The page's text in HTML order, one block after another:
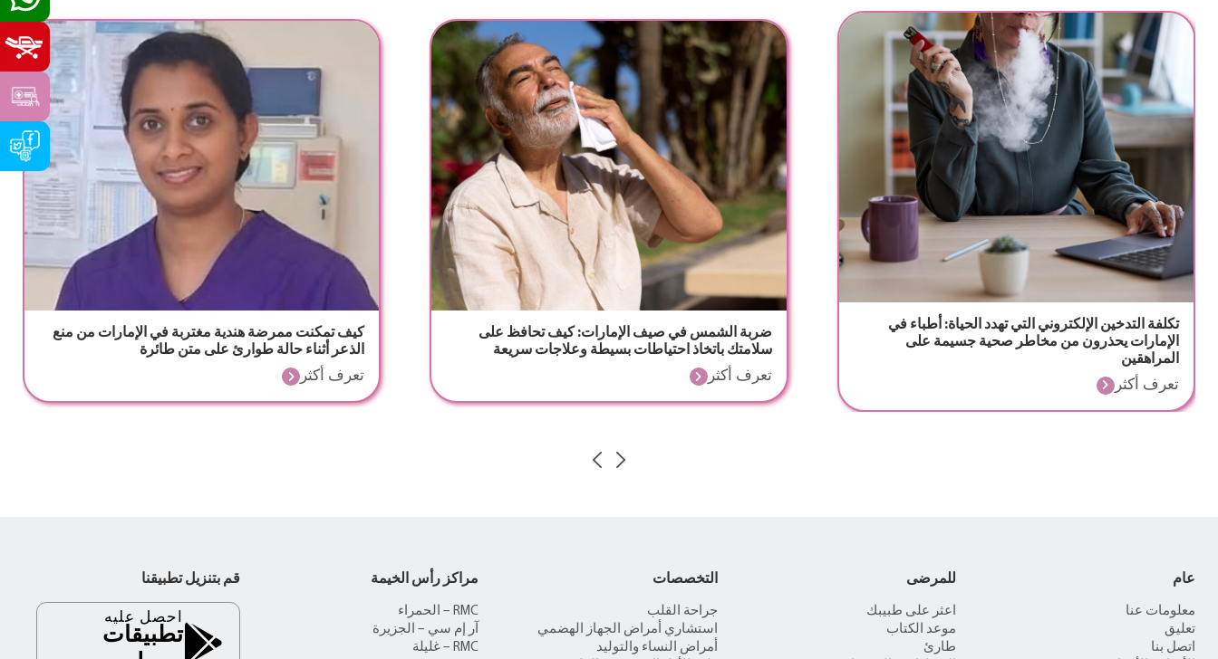
كيف تمكنت ممرضة هندية مغتربة في الإمارات من منع
الذعر أثناء حالة طوارئ على متن طائرة
تعرف أكثر
ضربة الشمس في صيف الإمارات: كيف تحافظ على
سلامتك باتخاذ احتياطات بسيطة وعلاجات سريعة
تعرف أكثر
تكلفة التدخين الإلكتروني التي تهدد الحياة: أطباء في
الإمارات يحذرون من مخاطر صحية جسيمة على
المراهقين
تعرف أكثر
عام
معلومات عنا
تعليق
اتصل بنا
للمرضى
اعثر على طبيبك
موعد الكتاب
طارئ
التخصصات
جراحة القلب
استشاري أمراض الجهاز الهضمي
أمراض النساء والتوليد
مراكز رأس الخيمة
RMC – الحمراء
آر إم سي – الجزيرة
RMC – غليلة
قم بتنزيل تطبيقنا
احصل عليه
تطبيقات